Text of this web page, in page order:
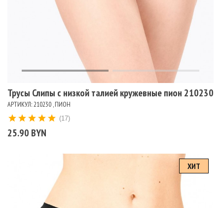
Трусы Слипы с низкой талией кружевные пион 210230
АРТИКУЛ: 210230 , ПИОН
25.90 BYN
(17)
ХИТ